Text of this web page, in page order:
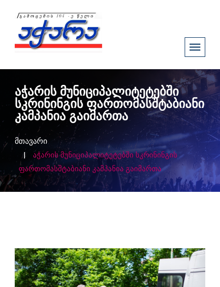
აჭარის მუნიციპალიტეტებში
სკრინინგის ფართომასშტაბიანი
კამპანია გაიმართა
მთავარი
აჭარის მუნიციპალიტეტებში სკრინინგის
ფართომასშტაბიანი კამპანია გაიმართა